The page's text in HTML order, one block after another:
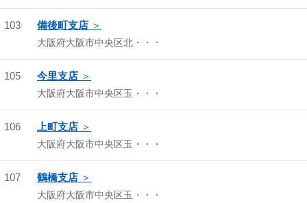
103 備後町支店
大阪府大阪市中央区北・・・
105 今里支店
大阪府大阪市中央区玉・・・
106 上町支店
大阪府大阪市中央区玉・・・
107 鶴橋支店
大阪府大阪市中央区玉・・・